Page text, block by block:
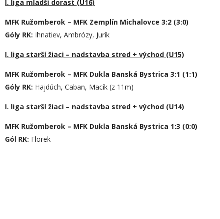
I. liga mladší dorast (U16)
MFK Ružomberok – MFK Zemplín Michalovce 3:2 (3:0)
Góly RK: Ihnatiev, Ambrózy, Jurík
I. liga starší žiaci – nadstavba stred + východ (U15)
MFK Ružomberok – MFK Dukla Banská Bystrica 3:1 (1:1)
Góly RK: Hajdúch, Caban, Macík (z 11m)
I. liga starší žiaci – nadstavba stred + východ (U14)
MFK Ružomberok – MFK Dukla Banská Bystrica 1:3 (0:0)
Gól RK: Florek